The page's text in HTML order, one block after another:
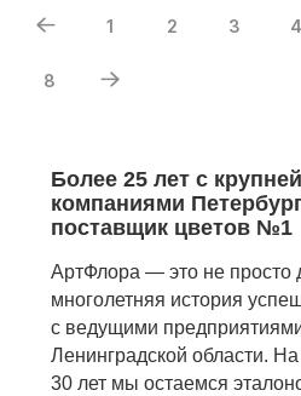
1 2 3 4
8
Более 25 лет с
компаниями
поставщик цветов №1
АртФлора — это не просто
многолетняя история
с ведущими
Ленинградской области.
30 лет мы остаемся